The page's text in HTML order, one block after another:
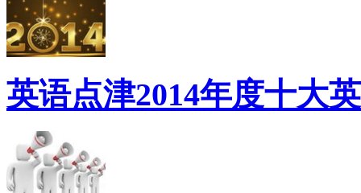
英语点津2014年度十大